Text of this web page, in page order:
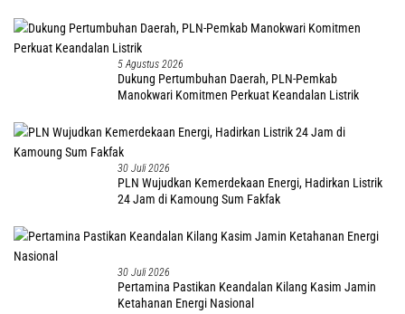
5 Agustus 2026
Dukung Pertumbuhan Daerah, PLN-Pemkab
Manokwari Komitmen Perkuat Keandalan Listrik
30 Juli 2026
PLN Wujudkan Kemerdekaan Energi, Hadirkan Listrik
24 Jam di Kamoung Sum Fakfak
30 Juli 2026
Pertamina Pastikan Keandalan Kilang Kasim Jamin
Ketahanan Energi Nasional